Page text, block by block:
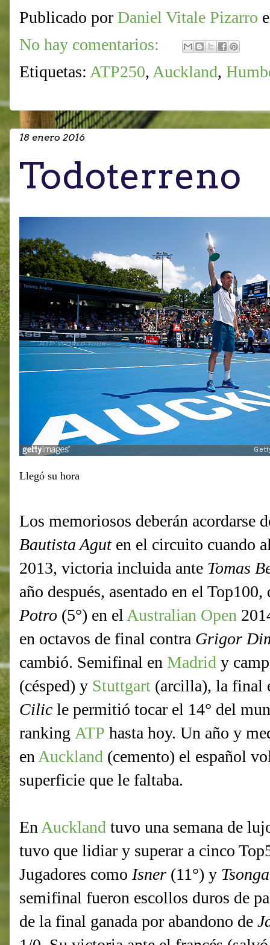
Publicado por Daniel Vitale Pizarro
No hay comentarios:
Etiquetas: ATP250, Auckland,
18 enero 2016
Todoterreno
Llegó su hora
Los memoriosos deberán acordarse
Bautista Aguten el circuito cuando
2013, victoria incluida ante Tomas
año después, asentado en el
Potro (5°) en el Australian Open
en octavos de final contra Grigor
cambió. Semifinal en Madrid y
(césped) y Stuttgart (arcilla), la final
Cilic le permitió tocar el 14° del
ranking ATP hasta hoy. Un año y
en Auckland (cemento) el español
superficie que le faltaba.
En Auckland tuvo una semana de
tuvo que lidiar y superar a cinco
Jugadores como Isner (11°) y Tsonga
semifinal fueron escollos duros de
de la final ganada por abandono de